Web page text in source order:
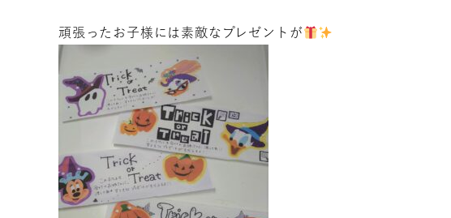
頑張ったお子様には素敵なプレゼントが